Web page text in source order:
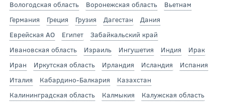
Вологодская область
Воронежская область
Вьетнам
Германия
Греция Грузия Дагестан
Дания
Еврейская АО
Египет
Забайкальский край
Ивановская область
Израиль Ингушетия Индия
Ирак
Иран
Иркутская область Ирландия Исландия
Испания
Италия
Кабардино-Балкария
Казахстан
Калининградская область
Калмыкия
Калужская область